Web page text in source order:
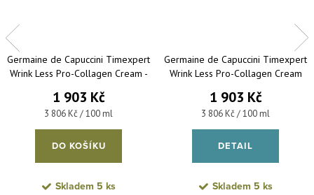
Germaine de Capuccini Timexpert
Wrink Less Pro-Collagen Cream -
ml
1 903 Kč
Měrná cena:
3 806 Kč / 100 ml
DO KOŠÍKU
Skladem 5 ks
Germaine de Capuccini Timexpert
Wrink Less Pro-Collagen Cream
proti vráskám 50 ml
1 903 Kč
Měrná cena:
3 806 Kč / 100 ml
DETAIL
Skladem 5 ks